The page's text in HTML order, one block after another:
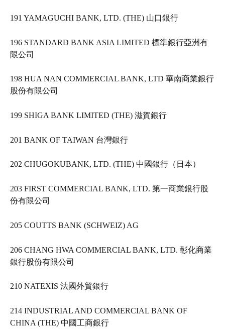
191 YAMAGUCHI BANK, LTD. (THE) 山口銀行
196 STANDARD BANK ASIA LIMITED 標準銀行亞洲有
限公司
198 HUA NAN COMMERCIAL BANK, LTD 華南商業銀行
股份有限公司
199 SHIGA BANK LIMITED (THE) 滋賀銀行
201 BANK OF TAIWAN 台灣銀行
202 CHUGOKUBANK, LTD. (THE) 中國銀行（日本）
203 FIRST COMMERCIAL BANK, LTD. 第一商業銀行股
份有限公司
205 COUTTS BANK (SCHWEIZ) AG
206 CHANG HWA COMMERCIAL BANK, LTD. 彰化商業
銀行股份有限公司
210 NATEXIS 法國外貿銀行
214 INDUSTRIAL AND COMMERCIAL BANK OF
CHINA (THE) 中國工商銀行